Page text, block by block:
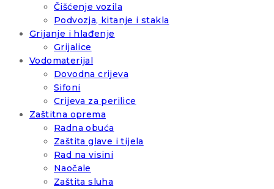
Čišćenje vozila
Podvozja, kitanje i stakla
Grijanje i hlađenje
Grijalice
Vodomaterijal
Dovodna crijeva
Sifoni
Crijeva za perilice
Zaštitna oprema
Radna obuća
Zaštita glave i tijela
Rad na visini
Naočale
Zaštita sluha